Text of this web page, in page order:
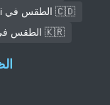
🇨🇩 الطقس في Mbuji-Mayi
🇰🇷 الطقس في سيول